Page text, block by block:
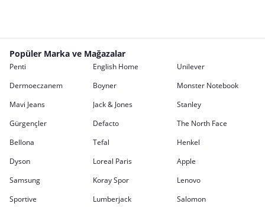
Popüler Marka ve Mağazalar
Penti English Home
Unilever
Dermoeczanem
Boyner
Monster Notebook
Mavi Jeans
Jack & Jones
Stanley
Gürgençler
Defacto
The North Face
Bellona
Tefal
Henkel
Dyson
Loreal Paris
Apple
Samsung
Koray Spor
Lenovo
Sportive
Lumberjack Salomon